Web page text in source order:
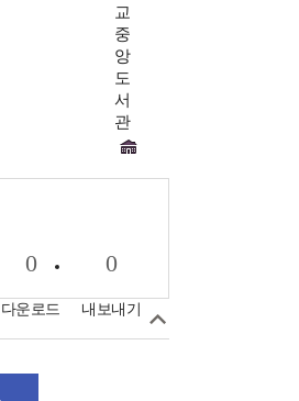
교
중
앙
도
서
관
0
다운로드
0
내보내기